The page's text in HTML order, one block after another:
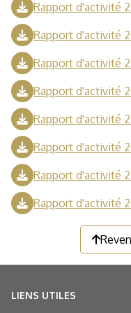
Rapport d'activité
Rapport d'activité
Rapport d'activité
Rapport d'activité
Rapport d'activité
Rapport d'activité
Rapport d'activité
Rapport d'activité
LIENS UTILES